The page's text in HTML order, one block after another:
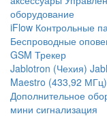
оборудование
iFlow Контрольные
Беспроводные
GSM Трекер
Jablotron (Чехия)
Maestro (433,92 МГц)
Дополнительное
мини сигнализация